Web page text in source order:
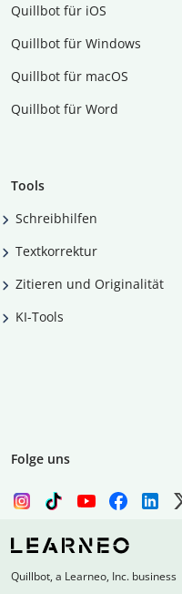
Quillbot für iOS
Quillbot für Windows
Quillbot für macOS
Quillbot für Word
Tools
Schreibhilfen
Textkorrektur
Zitieren und Originalität
KI-Tools
Folge uns
Quillbot, a Learneo, Inc. business